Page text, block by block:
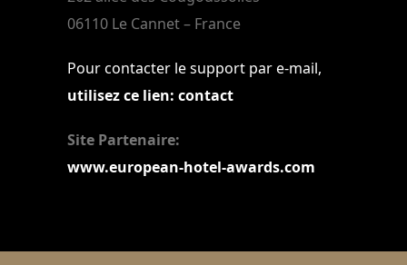
06110 Le Cannet – France
Pour contacter le support par e-mail,
utilisez ce lien: contact
Site Partenaire:
www.european-hotel-awards.com